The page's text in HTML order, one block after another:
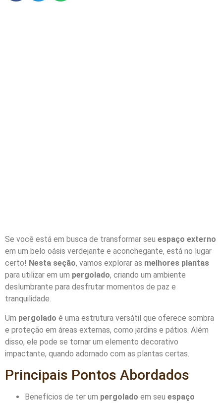
Se você está em busca de transformar seu espaço externo
em um belo oásis verdejante e aconchegante, está no lugar
certo! Nesta seção, vamos explorar as melhores plantas
para utilizar em um pergolado, criando um ambiente
deslumbrante para desfrutar momentos de paz e
tranquilidade.
Um pergolado é uma estrutura versátil que oferece sombra
e proteção em áreas externas, como jardins e pátios. Além
disso, ele pode se tornar um elemento decorativo
impactante, quando adornado com as plantas certas.
Principais Pontos Abordados
Benefícios de ter um pergolado em seu espaço